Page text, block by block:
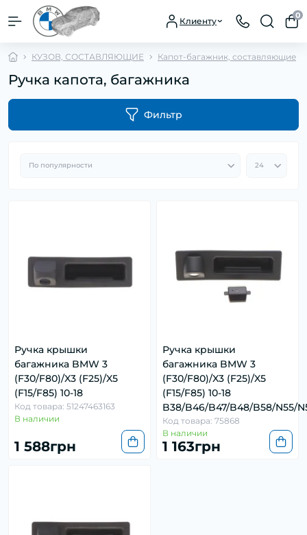
Клиенту
0
КУЗОВ, СОСТАВЛЯЮЩИЕ Капот-багажник, составляющие
Ручка капота, багажника
Фильтр
Ручка крышки
багажника BMW 3
(F30/F80)/X3 (F25)/X5
(F15/F85) 10-18
Код товара: 51247463163
В наличии
1 588грн
Ручка крышки
багажника BMW 3
(F30/F80)/X3 (F25)/X5
(F15/F85) 10-18
B38/B46/B47/B48/B58/N55/
Код товара: 75868
В наличии
1 163грн